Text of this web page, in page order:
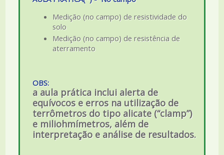
Medição (no campo) de resistividade do
solo
Medição (no campo) de resistência de
aterramento
OBS:
a aula prática inclui alerta de
equívocos e erros na utilização de
terrômetros do tipo alicate (“clamp”)
e miliohmímetros, além de
interpretação e análise de resultados.